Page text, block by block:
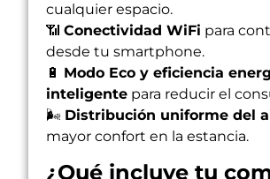
cualquier espacio.
📶Conectividad WiFi para
desde tu smartphone.
🔋 Modo Eco y eficiencia
inteligente para reducir el
🌬 Distribución uniforme del
mayor confort en la estancia.
¿Qué incluye tu